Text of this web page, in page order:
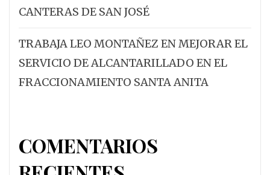
CANTERAS DE SAN JOSÉ
TRABAJA LEO MONTAÑEZ EN MEJORAR EL
SERVICIO DE ALCANTARILLADO EN EL
FRACCIONAMIENTO SANTA ANITA
COMENTARIOS